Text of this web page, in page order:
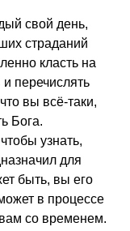
свой день,
страданий
класть на
перечислять
вы всё-таки,
Бога.
узнать,
для
быть, вы его
в процессе
со временем.